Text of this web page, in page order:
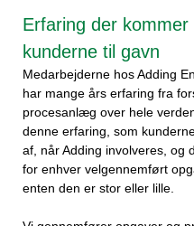
Erfaring der kommer
kunderne til gavn
Medarbejderne hos Adding
har mange års erfaring fra
procesanlæg over hele
denne erfaring, som
af, når Adding involveres, og
for enhver velgennemført
enten den er stor eller lille.